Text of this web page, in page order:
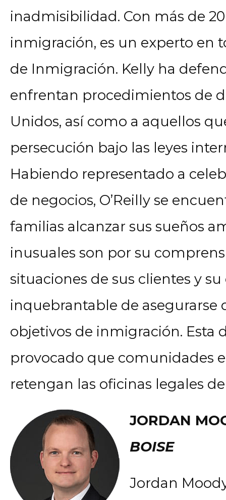
inadmisibilidad. Con más de
inmigración, es un experto en
de Inmigración. Kelly ha
enfrentan procedimientos de
Unidos, así como a aquellos
persecución bajo las leyes
Habiendo representado a
de negocios, O’Reilly se
familias alcanzar sus sueños
inusuales son por su
situaciones de sus clientes y
inquebrantable de asegurarse
objetivos de inmigración. Esta
provocado que comunidades
retengan las oficinas legales de
JORDAN
BOISE
Jordan